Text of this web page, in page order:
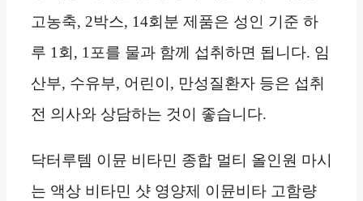
고농축, 2박스, 14회분 제품은 성인 기준 하
루 1회, 1포를 물과 함께 섭취하면 됩니다. 임
산부, 수유부, 어린이, 만성질환자 등은 섭취
전 의사와 상담하는 것이 좋습니다.
닥터루템 이뮨 비타민 종합 멀티 올인원 마시
는 액상 비타민 샷 영양제 이뮨비타 고함량